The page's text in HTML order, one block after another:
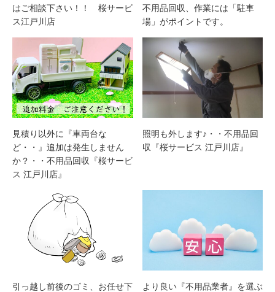
はご相談下さい！！ 桜サービ
ス江戸川店
不用品回収、作業には「駐車
場」がポイントです。
見積り以外に『車両台な
ど・・』追加は発生しません
か？・・不用品回収『桜サービ
ス 江戸川店』
照明も外します♪・・不用品回
収『桜サービス 江戸川店』
引っ越し前後のゴミ、お任せ下
より良い『不用品業者』を選ぶ